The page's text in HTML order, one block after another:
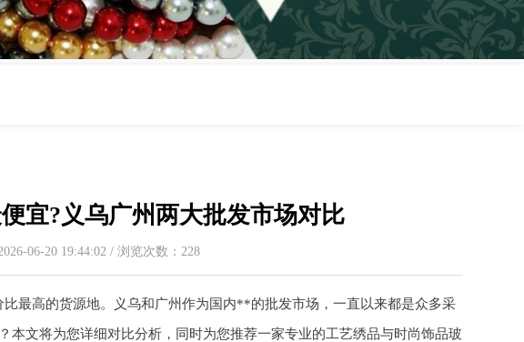
宜?义乌广州两大批发市场对比
06-20 19:44:02 / 浏览次数：228
最高的货源地。义乌和广州作为国内**的批发市场，一直以来都是众多采
本文将为您详细对比分析，同时为您推荐一家专业的工艺绣品与时尚饰品玻